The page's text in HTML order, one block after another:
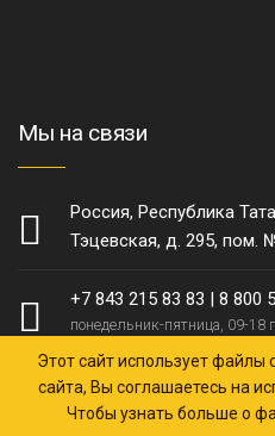
Мы на связи
Россия, Республика
Тэцевская, д. 295, пом.
+7 843 215 83 83 | 8 800
понедельник-пятница, 09-18
zakaz@ktz-zavod.ru
ответим в течение 30 минут
Этот сайт использует
сайта, Вы соглашаетесь на
Чтобы узнать больше о